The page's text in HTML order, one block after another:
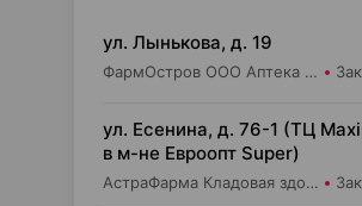
ул. Лынькова, д. 19
ФармОстров ООО Аптека №7 на Лынькова
ул. Есенина, д. 76-1 (ТЦ
в м-не Евроопт Super)
АстраФарма Кладовая здоровья ООО Аптека №9